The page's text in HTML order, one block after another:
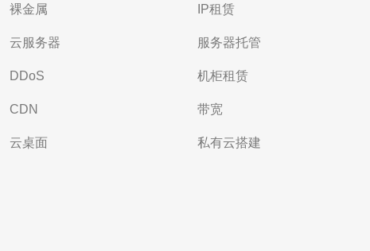
裸金属
云服务器
DDoS
CDN
云桌面
IP租赁
服务器托管
机柜租赁
带宽
私有云搭建